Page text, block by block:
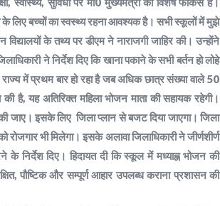
लिए बच्चों का स्वस्थ्य रहना आवश्यक है। सभी स्कूलों में मुझे
के तथ्य पर डीएम ने नाराजगी जाहिर की। उन्होंने
ने निर्देश दिए कि खाना पकाने के सभी बर्तन हो लोहे
में प्रथम बार हो रहा है जब अधिक छात्र संख्या वाले 50
है, यह अतिरिक्त महिला भोजन माता की सहायक रहेगी।
की जाए। इसके लिए जिला प्लान से बजट दिया जाएगा। जिला
भी मिलेगा। इसके अलावा जिलाधिकारी ने जीर्णशीर्ण
के निर्देश दिए। हिदायत दी कि स्कूल में मध्याह्न भोजन की
पौष्टिक और सम्पूर्ण आहार उपलब्ध कराना प्रशासन की